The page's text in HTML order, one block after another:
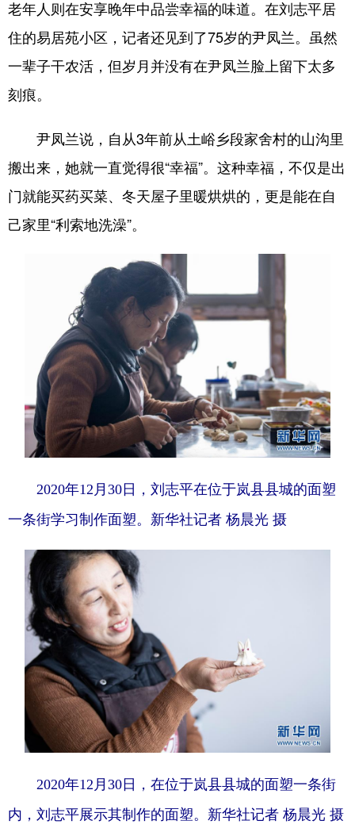
老年人则在安享晚年中品尝幸福的味道。在刘志平居
住的易居苑小区，记者还见到了75岁的尹凤兰。虽然
一辈子干农活，但岁月并没有在尹凤兰脸上留下太多
刻痕。
尹凤兰说，自从3年前从土峪乡段家舍村的山沟里
搬出来，她就一直觉得很“幸福”。这种幸福，不仅是出
门就能买药买菜、冬天屋子里暖烘烘的，更是能在自
己家里“利索地洗澡”。
2020年12月30日，刘志平在位于岚县县城的面塑
一条街学习制作面塑。新华社记者 杨晨光 摄
2020年12月30日，在位于岚县县城的面塑一条街
内，刘志平展示其制作的面塑。新华社记者 杨晨光 摄